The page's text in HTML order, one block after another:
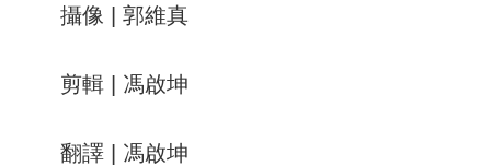
攝像 | 郭維真
剪輯 | 馮啟坤
翻譯 | 馮啟坤